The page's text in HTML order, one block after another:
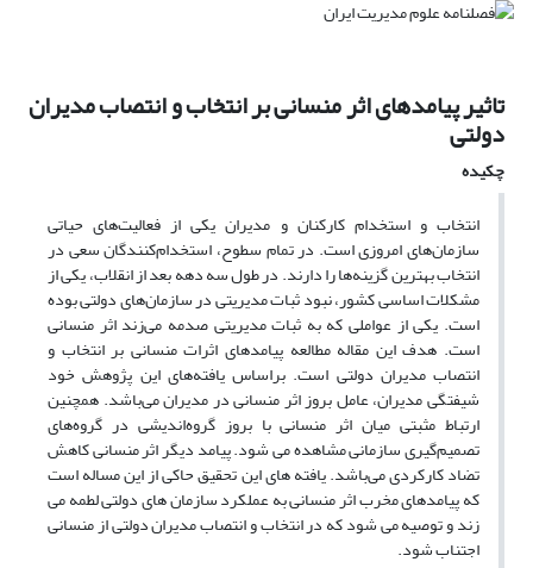
تاثیر پیامدهای اثر منسانی بر انتخاب و انتصاب مدیران
دولتی
چکیده
انتخاب و استخدام کارکنان و مدیران یکی از فعالیت‌های حیاتی
سازمان‌های امروزی است. در تمام سطوح، استخدام‌کنندگان سعی در
انتخاب بهترین گزینه‌ها را دارند. در طول سه دهه بعد از انقلاب، یکی از
مشکلات اساسی کشور، نبود ثبات مدیریتی در سازمان‌های دولتی بوده
است. یکی از عواملی که به ثبات مدیریتی صدمه می‌زند اثر منسانی
است. هدف این مقاله مطالعه پیامدهای اثرات منسانی بر انتخاب و
انتصاب مدیران دولتی است. براساس یافته‌های این پژوهش خود
شیفتگی مدیران، عامل بروز اثر منسانی در مدیران می‌باشد. همچنین
ارتباط مثبتی میان اثر منسانی با بروز گروه‌اندیشی در گروه‌های
تصمیم‌گیری سازمانی مشاهده می شود. پیامد دیگر اثر منسانی کاهش
تضاد کارکردی می‌باشد. یافته های این تحقیق حاکی از این مساله است
که پیامدهای مخرب اثر منسانی به عملکرد سازمان های دولتی لطمه می
زند و توصیه می شود که در انتخاب و انتصاب مدیران دولتی از منسانی
اجتناب شود.